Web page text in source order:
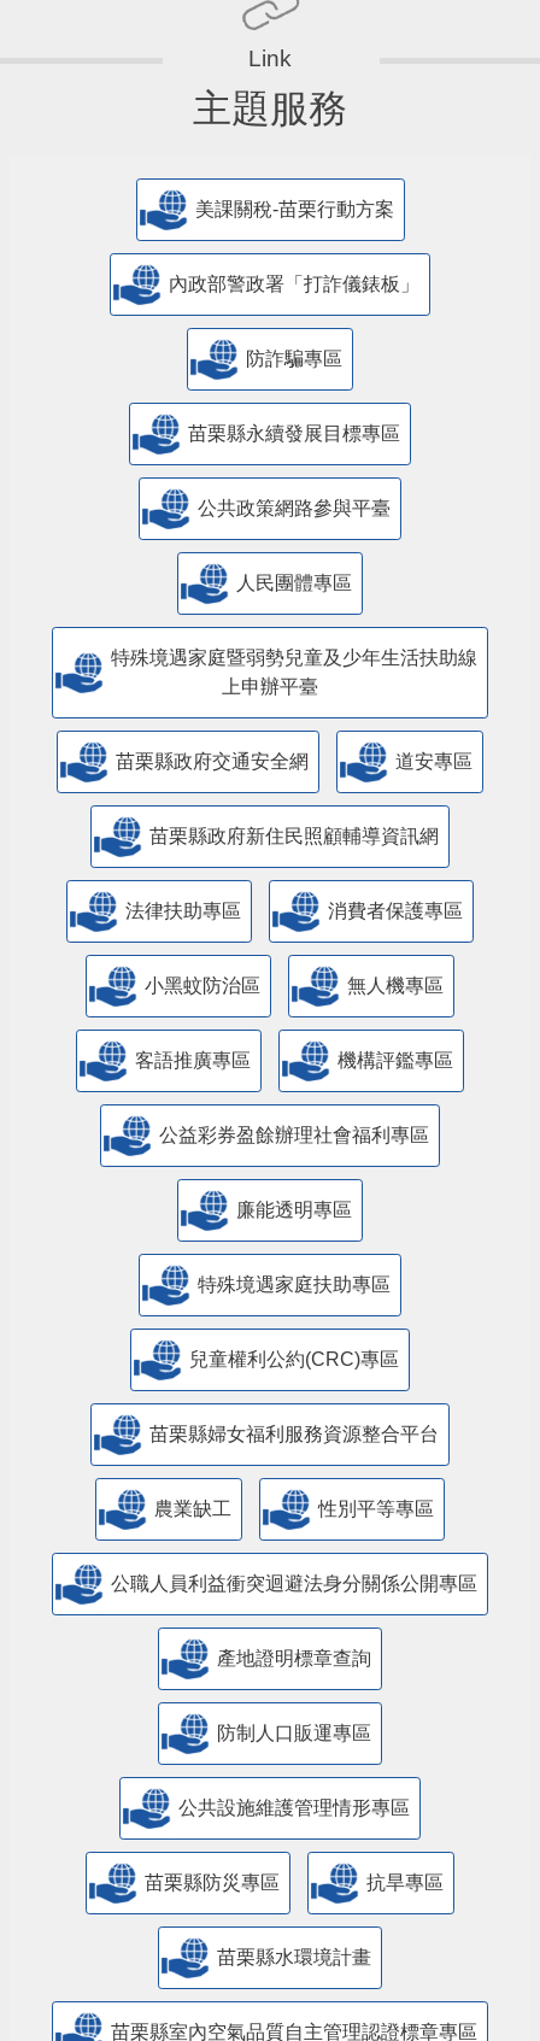
主題服務
美課關稅-苗栗行動方案
內政部警政署「打詐儀錶板」
防詐騙專區
苗栗縣永續發展目標專區
公共政策網路參與平臺
人民團體專區
特殊境遇家庭暨弱勢兒童及少年生活扶助線
上申辦平臺
苗栗縣政府交通安全網 道安專區
苗栗縣政府新住民照顧輔導資訊網
法律扶助專區 消費者保護專區
小黑蚊防治區 無人機專區
客語推廣專區 機構評鑑專區
公益彩券盈餘辦理社會福利專區
廉能透明專區
特殊境遇家庭扶助專區
兒童權利公約(CRC)專區
苗栗縣婦女福利服務資源整合平台
農業缺工 性別平等專區
公職人員利益衝突迴避法身分關係公開專區
產地證明標章查詢
防制人口販運專區
​公共設施維護管理情形專區
苗栗縣防災專區 抗旱專區
苗栗縣水環境計畫
苗栗縣室內空氣品質自主管理認證標章專區